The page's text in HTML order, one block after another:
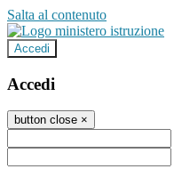
Salta al contenuto
Accedi
Accedi
button close ×